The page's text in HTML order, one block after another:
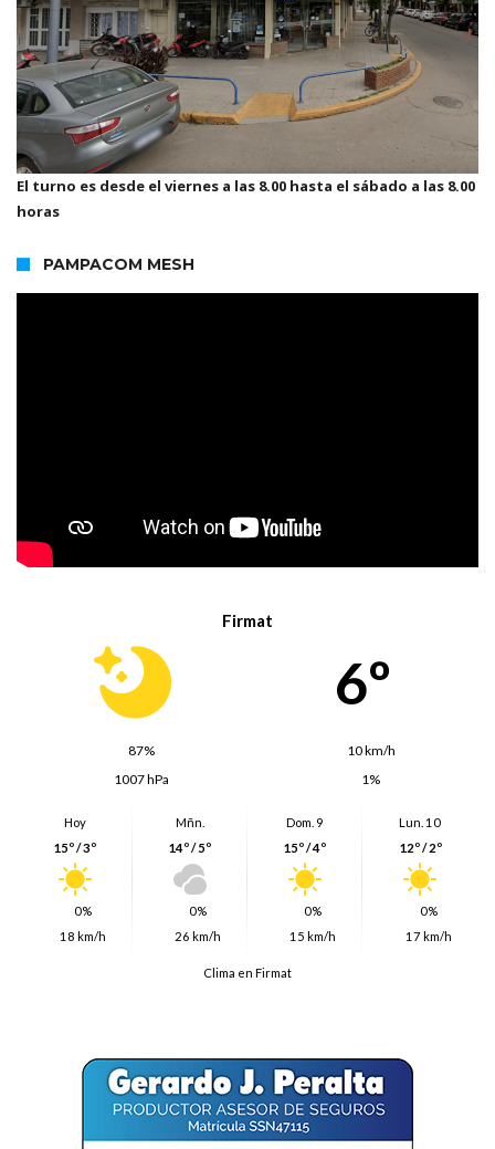
El turno es desde el viernes a las 8.00 hasta el sábado a las 8.00
horas
PAMPACOM MESH
Firmat
6º
87%
10 km/h
1007 hPa
1%
Hoy
15º / 3º
0%
18 km/h
Mñn.
14º / 5º
0%
26 km/h
Dom. 9
15º / 4º
0%
15 km/h
Lun. 10
12º / 2º
0%
17 km/h
Clima en Firmat